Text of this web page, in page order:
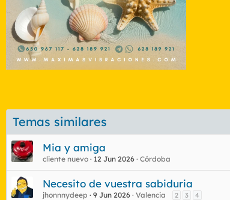
Temas similares
Mia y amiga
cliente nuevo 12 Jun 2026 Córdoba
Necesito de vuestra sabiduria
jhonnnydeep 9 Jun 2026 Valencia 2 3 4